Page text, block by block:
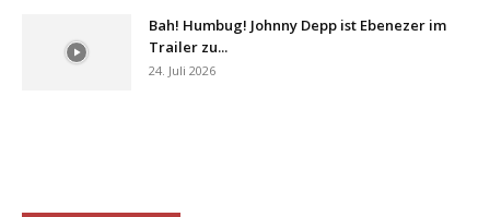
Bah! Humbug! Johnny Depp ist Ebenezer im
Trailer zu...
24. Juli 2026